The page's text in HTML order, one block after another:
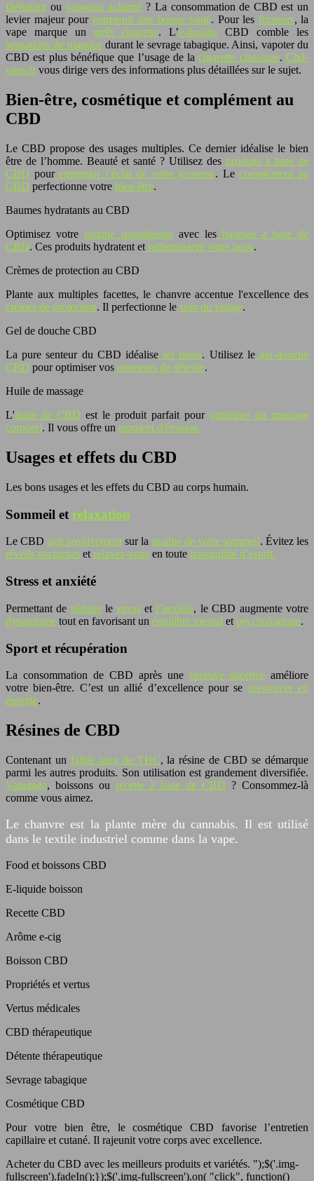
Débutant ouvapoteur acharné? La consommation de CBD est un
levier majeur pour entretenir une bonne santé. Pour les fumeurs, la
vape marque un arrêt cigarette. L’e-liquide CBD comble les
sensations de manquedurant le sevrage tabagique. Ainsi, vapoter du
CBD est plus bénéfique que l’usage de lacigarette classique.Cbd-
vaps.fr vous dirige vers des informations plus détaillées sur le sujet.
Bien-être, cosmétique et complément au
CBD
Le CBD propose des usages multiples. Ce dernier idéalise le bien
être de l’homme. Beauté et santé ? Utilisez des produits à base de
CBD pourentretenir l’éclat de votre jeunesse. Lecomplément au
CBD perfectionne votre bien-être.
Baumes hydratants au CBD
Optimisez votreroutine quotidienneavec les baumes à base de
CBD. Ces produits hydratent et raffermissent votre peau.
Crèmes de protection au CBD
Plante aux multiples facettes, le chanvre accentue l'excellence des
crèmes de protection. Il perfectionne le soin du visage.
Gel de douche CBD
La pure senteur du CBD idéalise les bains. Utilisez legel-douche
CBD pour optimiser vos moments de détente.
Huile de massage
L'huile de CBD est le produit parfait pour optimiser un massage
corporel. Il vous offre un moment d'évasion.
Usages et effets du CBD
Les bons usages et les effets du CBD au corps humain.
Sommeil et relaxation
Le CBDagit positivement sur la qualité de votre sommeil. Évitez les
réveils nocturnes et relaxez-vous en toute tranquillité d’esprit.
Stress et anxiété
Permettant de réduirele stressetl’anxiété, le CBD augmente votre
dynamisme tout en favorisant un équilibre mental et psychologique.
Sport et récupération
La consommation de CBD après une épreuve sportive améliore
votre bien-être. C’est un allié d’excellence pour se ressourcer en
énergie.
Résines de CBD
Contenant un faible taux de THC, la résine de CBD se démarque
parmi les autres produits. Son utilisation est grandement diversifiée.
Vapotage, boissons ou recette à base de CBD ? Consommez-là
comme vous aimez.
Le chanvre est la plante mère du cannabis. Il est utilisé
dans le textile industriel comme dans la vape.
Food et boissons CBD
E-liquide boisson
Recette CBD
Arôme e-cig
Boisson CBD
Propriétés et vertus
Vertus médicales
CBD thérapeutique
Détente thérapeutique
Sevrage tabagique
Cosmétique CBD
Pour votre bien être, le cosmétique CBD favorise l’entretien
capillaire et cutané. Il rajeunit votre corps avec excellence.
Acheter du CBD avec les meilleurs produits et variétés. ");$('.img-
fullscreen').fadeIn();});$('.img-fullscreen').on( "click", function()